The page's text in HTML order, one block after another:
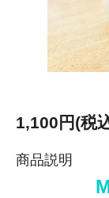
1,100円(税
商品説明